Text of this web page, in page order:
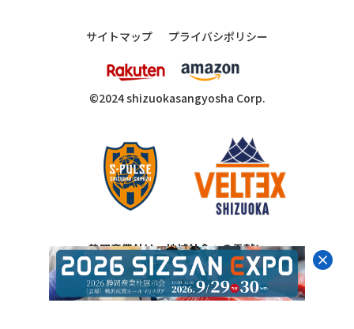
サイトマップ プライバシポリシー
©2024 shizuokasangyosha Corp.
静岡産業社は、地域社会への貢献と
スポーツの発展を応援しています。